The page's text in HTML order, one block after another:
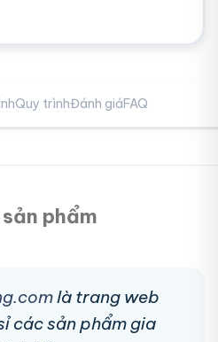
Quy trìnhĐánh giáFAQ
phẩm
là trang web
các sản phẩm gia